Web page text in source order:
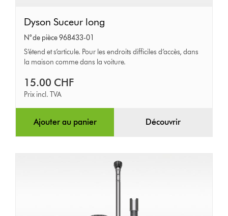
Dyson
Suceur
long
Dyson Suceur long
N° de pièce 968433-01
S’étend et s’articule. Pour les endroits difficiles d’accès, dans
la maison comme dans la voiture.
15.00 CHF
Prix incl. TVA
Ajouter au panier Découvrir